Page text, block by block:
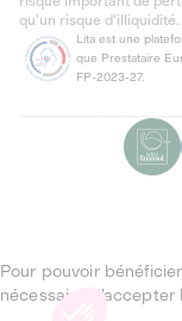
qu'un risque d'illiquidité.
Lita est une
que Prestataire
FP-2023-27.
Pour pouvoir
nécessaire